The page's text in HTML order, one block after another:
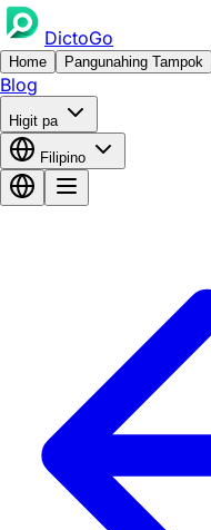
DictoGo
Home Pangunahing Tampok
Blog
Higit pa
Filipino